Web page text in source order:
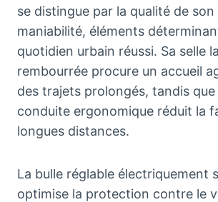
se distingue par la qualité de
maniabilité, éléments
quotidien urbain réussi. Sa selle
rembourrée procure un accueil
des trajets prolongés, tandis
conduite ergonomique réduit la
longues distances.
La bulle réglable électriquement
optimise la protection contre le